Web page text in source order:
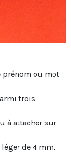
prénom ou mot
trois
à attacher sur
de 4 mm,